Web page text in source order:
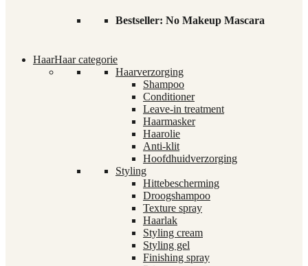
Bestseller: No Makeup Mascara
HaarHaar categorie
Haarverzorging
Shampoo
Conditioner
Leave-in treatment
Haarmasker
Haarolie
Anti-klit
Hoofdhuidverzorging
Styling
Hittebescherming
Droogshampoo
Texture spray
Haarlak
Styling cream
Styling gel
Finishing spray